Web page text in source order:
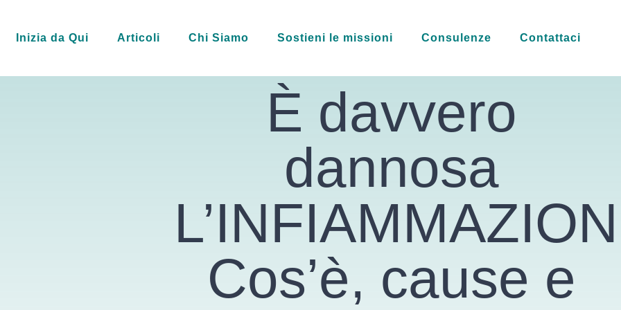
Inizia da Qui Articoli Chi Siamo Sostieni le missioni Consulenze Contattaci
È davvero
dannosa
Cos’è, cause e